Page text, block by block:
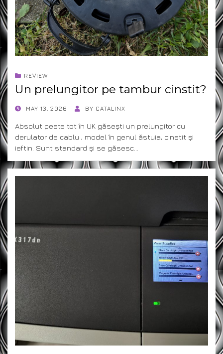
REVIEW
Un prelungitor pe tambur cinstit?
POSTEDMAY 13, 2026 BY CATALINX
Absolut peste tot în UK găsești un prelungitor cu
derulator de cablu , model în genul ăstuia, cinstit și
ieftin. Sunt standard și se găsesc…